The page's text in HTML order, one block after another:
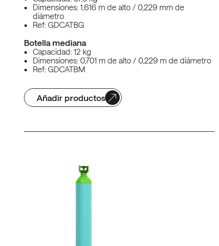
Dimensiones: 1,616 m de alto / 0,229 mm de
diámetro
Ref: GDCATBG
Botella mediana
Capacidad: 12 kg
Dimensiones: 0,701 m de alto / 0,229 m de diámetro
Ref: GDCATBM
Añadir productos